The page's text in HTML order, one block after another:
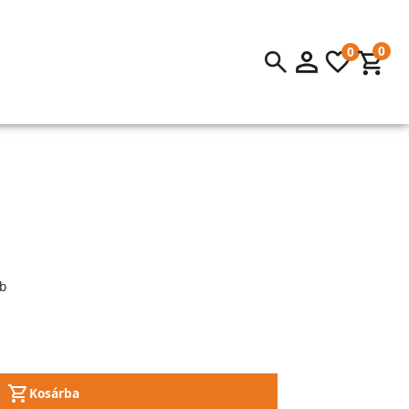
0 0
Kosárba